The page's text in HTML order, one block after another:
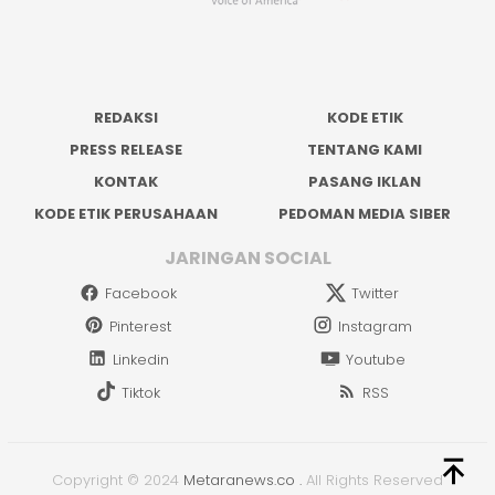
REDAKSI
KODE ETIK
PRESS RELEASE
TENTANG KAMI
KONTAK
PASANG IKLAN
KODE ETIK PERUSAHAAN
PEDOMAN MEDIA SIBER
JARINGAN SOCIAL
Facebook
Twitter
Pinterest
Instagram
Linkedin
Youtube
Tiktok
RSS
Copyright © 2024 Metaranews.co . All Rights Reserved